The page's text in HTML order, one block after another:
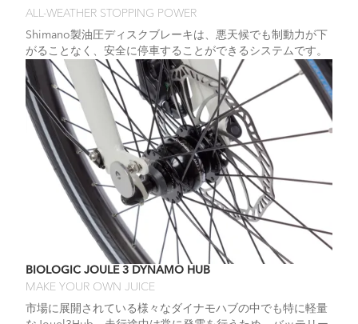
ALL-WEATHER STOPPING POWER
Shimano製油圧ディスクブレーキは、悪天候でも制動力が下
がることなく、安全に停車することができるシステムです。
BIOLOGIC JOULE 3 DYNAMO HUB
MAKE YOUR OWN JUICE
市場に展開されている様々なダイナモハブの中でも特に軽量